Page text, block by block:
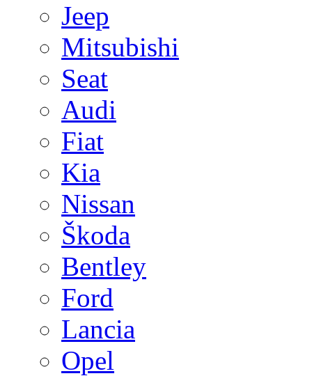
Jeep
Mitsubishi
Seat
Audi
Fiat
Kia
Nissan
Škoda
Bentley
Ford
Lancia
Opel